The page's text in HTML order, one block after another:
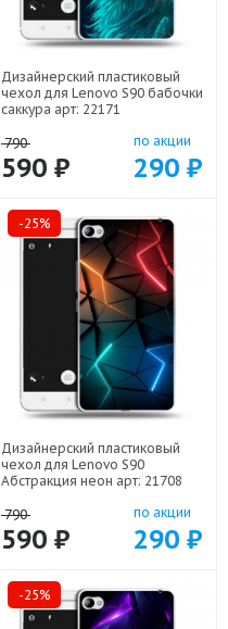
Дизайнерский пластиковый
чехол для Lenovo S90 бабочки
саккура арт: 22171
790
590 ₽
по акции
290 ₽
-25%
Дизайнерский пластиковый
чехол для Lenovo S90
Абстракция неон арт: 21708
790
590 ₽
по акции
290 ₽
-25%